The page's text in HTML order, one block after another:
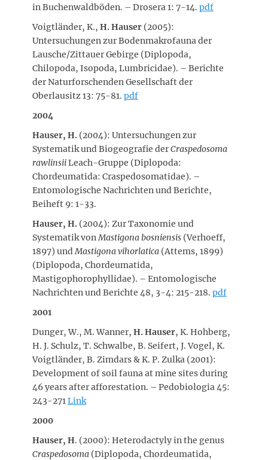
in Buchenwaldböden. – Drosera 1: 7-14. pdf
Voigtländer, K., H. Hauser (2005):
Untersuchungen zur Bodenmakrofauna der
Lausche/Zittauer Gebirge (Diplopoda,
Chilopoda, Isopoda, Lumbricidae). – Berichte
der Naturforschenden Gesellschaft der
Oberlausitz 13: 75-81. pdf
2004
Hauser, H. (2004): Untersuchungen zur
Systematik und Biogeografie derCraspedosoma
rawlinsiiLeach-Gruppe (Diplopoda:
Chordeumatida: Craspedosomatidae). –
Entomologische Nachrichten und Berichte,
Beiheft 9: 1-33.
Hauser, H. (2004): Zur Taxonomie und
Systematik von Mastigona bosniensis (Verhoeff,
1897) und Mastigona vihorlatica (Attems, 1899)
(Diplopoda, Chordeumatida,
Mastigophorophyllidae). – Entomologische
Nachrichten und Berichte 48, 3-4: 215-218. pdf
2001
Dunger, W., M. Wanner, H. Hauser, K. Hohberg,
H. J. Schulz, T. Schwalbe, B. Seifert, J. Vogel, K.
Voigtländer, B. Zimdars & K. P. Zulka (2001):
Development of soil fauna at mine sites during
46 years after afforestation. – Pedobiologia 45:
243-271 Link
2000
Hauser, H. (2000): Heterodactyly in the genus
Craspedosoma (Diplopoda, Chordeumatida,